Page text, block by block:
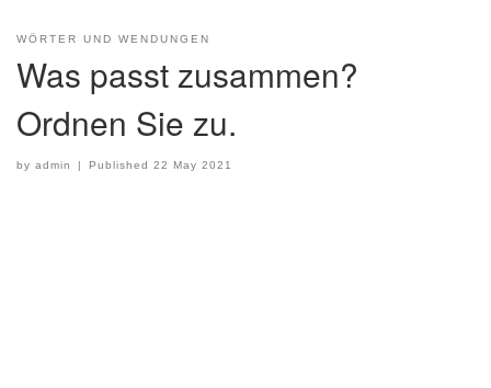
WÖRTER UND WENDUNGEN
Was passt zusammen?
Ordnen Sie zu.
by admin Published22 May 2021